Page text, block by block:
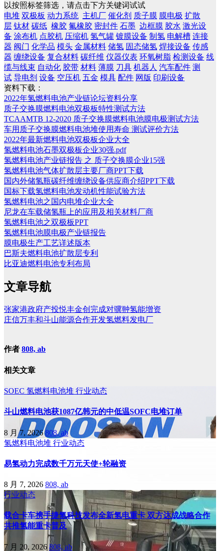
以按照标签筛选，请点击下方关键词试试
电堆 双极板 动力系统 主机厂 催化剂 质子膜 膜电极 扩散
层 钛材 碳纸 橡胶 氟橡胶 密封件 石墨 边框膜 胶水 激光设
备 涂布机 点胶机 压缩机 氢气罐 镀膜设备 制氢 电解槽 连接
器 阀门 化学品 模头 金属材料 储氢 固态储氢 焊接设备 传感
器 缠绕设备 复合材料 碳纤维 仪器仪表 环氧树脂 检测设备 线
缆与线束 自动化 胶带 材料 薄膜 刀具 机器人 汽车配件 测
试 导电剂 设备 空压机 五金 模具 配件 网版 印刷设备
资料下载：
2022年氢燃料电池产业链论坛资料分享
质子交换膜燃料电池双极板特性测试方法
TCAAMTB 12-2020 质子交换膜燃料电池膜电极测试方法
车用质子交换膜燃料电池堆使用寿命 测试评价方法
2022年最新燃料电池双极板企业大全
氢燃料电池石墨双极板企业30强.pdf
氢燃料电池产业链报告 之 质子交换膜企业15强
氢燃料电池气体扩散层主要厂商PPT下载
国内外储氢瓶碳纤维缠绕设备供应商介绍PPT下载
国标下载氢燃料电池发动机性能试验方法
氢燃料电池之国内电堆企业大全
尼龙在车载储氢瓶上的应用及相关材料厂商
氢燃料电池之双极板PPT
氢燃料电池膜电极产业链报告
膜电极生产工艺详述版本
巴斯夫燃料电池扩散层专利
比亚迪燃料电池专利布局
文章导航
张家港政府产投悦丰金创完成对骥翀氢能增资
庄信万丰和斗山能源合作开发氢燃料发电厂
作者 808, ab
相关文章
SOEC 氢燃料电池堆 行业动态
斗山燃料电池获1087亿韩元的中低温SOFC电堆订单
8 月 7, 2026808, ab
氢燃料电池堆 行业动态
易氢动力完成数千万元天使+轮融资
8 月 7, 2026 808, ab
行业动态
载合卡车携手捷氢科技发布全新氢电重卡 双方达成战略合作
共推氢能重卡普及
7 月 20, 2026808, ab